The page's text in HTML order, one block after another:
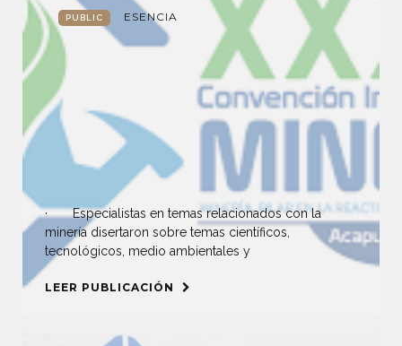
PUBLIC ESENCIA
· Especialistas en temas relacionados con la
minería disertaron sobre temas científicos,
tecnológicos, medio ambientales y
LEER PUBLICACIÓN